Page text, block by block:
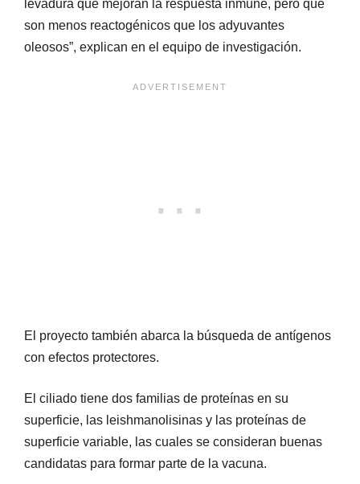
levadura que mejoran la respuesta inmune, pero que
son menos reactogénicos que los adyuvantes
oleosos”, explican en el equipo de investigación.
El proyecto también abarca la búsqueda de antígenos
con efectos protectores.
El ciliado tiene dos familias de proteínas en su
superficie, las leishmanolisinas y las proteínas de
superficie variable, las cuales se consideran buenas
candidatas para formar parte de la vacuna.